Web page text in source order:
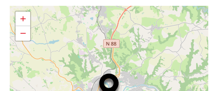
+
−